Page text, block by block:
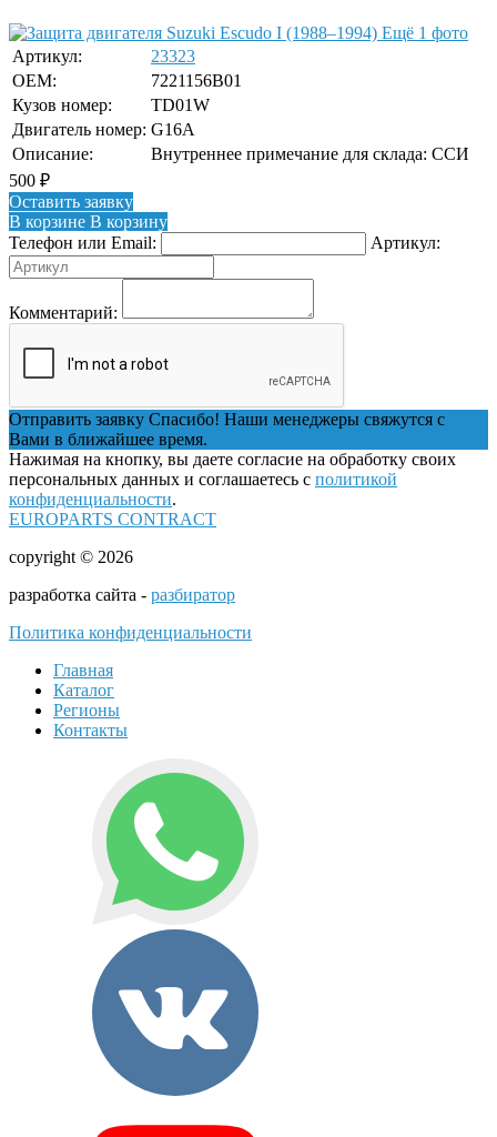
Ещё 1 фото
Артикул:
23323
OEM:
7221156B01
Кузов номер:
TD01W
Двигатель номер: G16A
Описание:
Внутреннее примечание для склада: ССИ
500 ₽
Оставить заявку
В корзине В корзину
Телефон или Email:
Артикул:
Комментарий:
Отправить заявку Спасибо! Наши менеджеры свяжутся с
Вами в ближайшее время.
Нажимая на кнопку, вы даете согласие на обработку своих
персональных данных и соглашаетесь с политикой
конфиденциальности.
EUROPARTS CONTRACT
copyright © 2026
разработка сайта - разбиратор
Политика конфиденциальности
Главная
Каталог
Регионы
Контакты